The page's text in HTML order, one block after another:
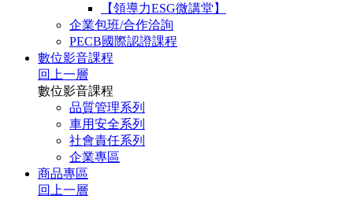
【領導力ESG微講堂】
企業包班/合作洽詢
PECB國際認證課程
數位影音課程
回上一層
數位影音課程
品質管理系列
車用安全系列
社會責任系列
企業專區
商品專區
回上一層